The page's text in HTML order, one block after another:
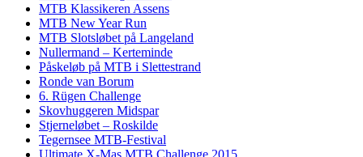
MTB Klassikeren Assens
MTB New Year Run
MTB Slotsløbet på Langeland
Nullermand – Kerteminde
Påskeløb på MTB i Slettestrand
Ronde van Borum
6. Rügen Challenge
Skovhuggeren Midspar
Stjerneløbet – Roskilde
Tegernsee MTB-Festival